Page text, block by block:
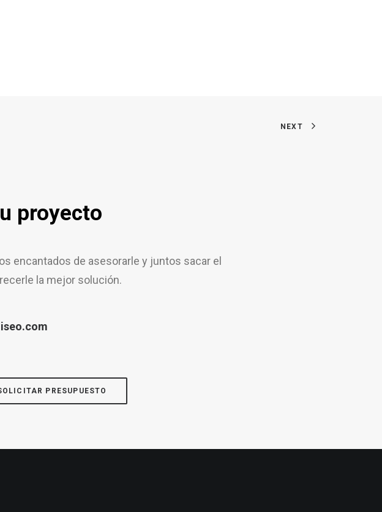
NEXT
proyecto
encantados de asesorarle y juntos sacar el
la mejor solución.
PRESUPUESTO